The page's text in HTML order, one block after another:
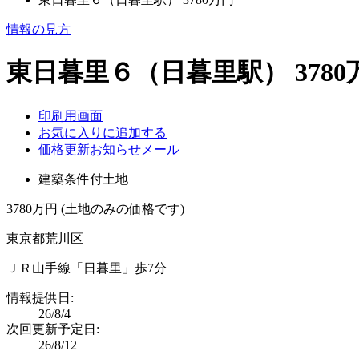
情報の見方
東日暮里６（日暮里駅） 3780
印刷用画面
お気に入りに追加する
価格更新お知らせメール
建築条件付土地
3780万円 (土地のみの価格です)
東京都荒川区
ＪＲ山手線「日暮里」歩7分
情報提供日:
26/8/4
次回更新予定日:
26/8/12